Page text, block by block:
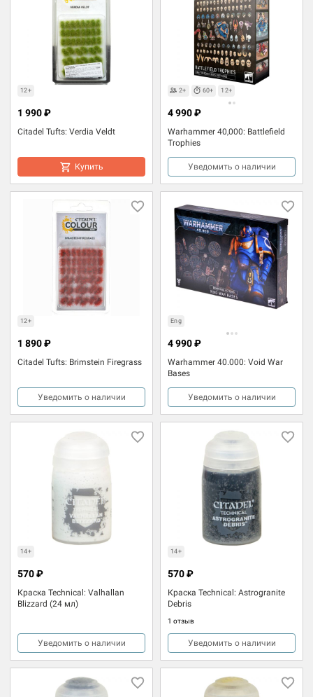
12+
Citadel Tufts: Verdia Veldt
1 990 ₽
Купить
2+ 60+ 12+
Warhammer 40,000: Battlefield
Trophies
4 990 ₽
Уведомить о наличии
12+
Citadel Tufts: Brimstein Firegrass
1 890 ₽
Уведомить о наличии
Eng
Warhammer 40.000: Void War
Bases
4 990 ₽
Уведомить о наличии
14+
Краска Technical: Valhallan
Blizzard (24 мл)
570 ₽
Уведомить о наличии
14+
Краска Technical: Astrogranite
Debris
1 отзыв
570 ₽
Уведомить о наличии